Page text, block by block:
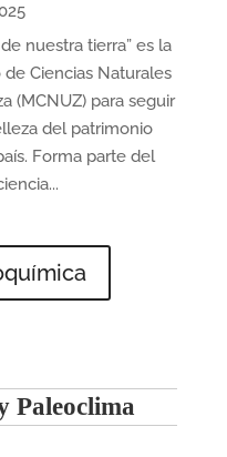
nuestra tierra” es la
Ciencias Naturales
(MCNUZ) para seguir
del patrimonio
Forma parte del
Paleoclima